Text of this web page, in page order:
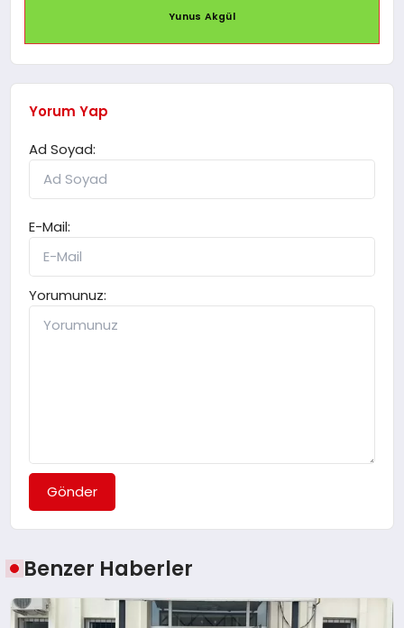
Yunus Akgül
Yorum Yap
Ad Soyad:
E-Mail:
Yorumunuz:
Gönder
Benzer Haberler